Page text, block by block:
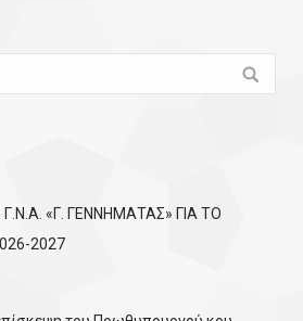
«Γ. ΓΕΝΝΗΜΑΤΑΣ» ΓΙΑ ΤΟ
2027